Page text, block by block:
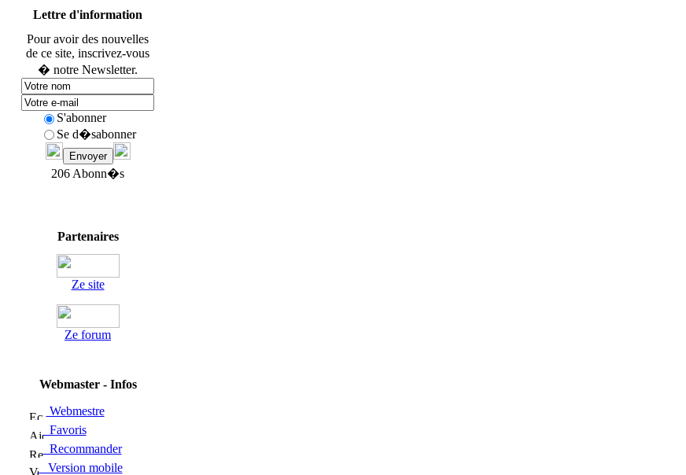
Lettre d'information
Pour avoir des nouvelles
de ce site, inscrivez-vous
� notre Newsletter.
S'abonner
Se d�sabonner
206 Abonn�s
Partenaires
Ze site
Ze forum
Webmaster - Infos
Webmestre
Favoris
Recommander
Version mobile